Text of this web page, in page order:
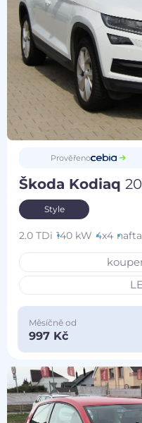
Prověřeno
Škoda Kodiaq
Style
2.0 TDi 140 kW 4x4 nafta
Měsíčně od
997 Kč